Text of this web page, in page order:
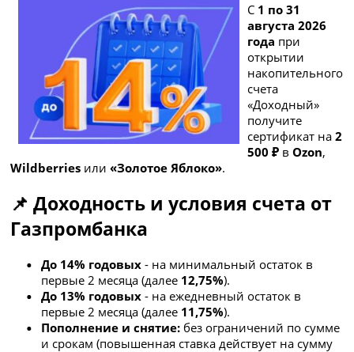
С 1 по 31
августа 2026
года при
открытии
накопительного
счета
«Доходный»
получите
сертификат на2
500 ₽ вOzon,
Wildberries или«Золотое Яблоко».
📌 Доходность и условия счета от
Газпромбанка
До 14% годовых- на минимальный остаток в
первые 2 месяца (далее 12,75%).
До 13% годовых- на ежедневный остаток в
первые 2 месяца (далее 11,75%).
Пополнение и снятие:без ограничений по сумме
и срокам (повышенная ставка действует на сумму